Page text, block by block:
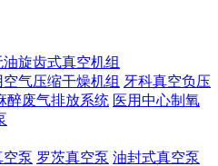
油旋齿式真空机组
空气压缩干燥机组 牙科真空负压
醉废气排放系统 医用中心制氧
空泵 罗茨真空泵 油封式真空泵